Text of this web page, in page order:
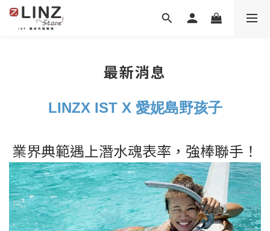
最新消息
LINZX IST X 愛妮島野孩子
業界典範遇上潛水魂表率，強棒聯手！